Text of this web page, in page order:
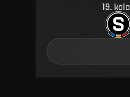
19. kolo